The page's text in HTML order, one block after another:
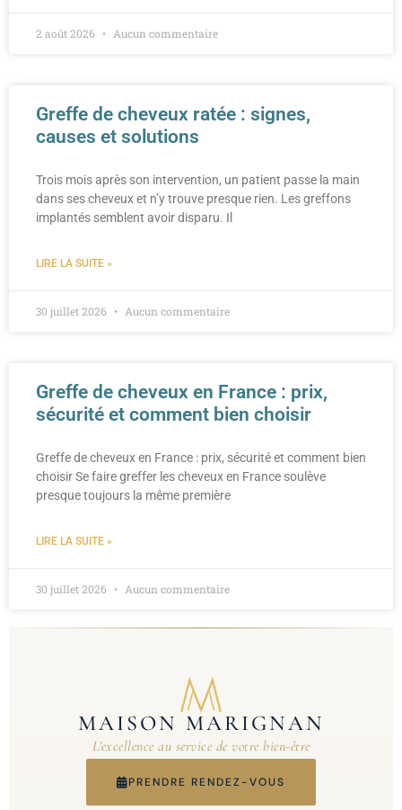
2 août 2026 Aucun commentaire
Greffe de cheveux ratée : signes,
causes et solutions
Trois mois après son intervention, un patient passe la main
dans ses cheveux et n’y trouve presque rien. Les greffons
implantés semblent avoir disparu. Il
LIRE LA SUITE »
30 juillet 2026 Aucun commentaire
Greffe de cheveux en France : prix,
sécurité et comment bien choisir
Greffe de cheveux en France : prix, sécurité et comment bien
choisir Se faire greffer les cheveux en France soulève
presque toujours la même première
LIRE LA SUITE »
30 juillet 2026 Aucun commentaire
MAISON MARIGNAN
L'excellence au service de votre bien-être
PRENDRE RENDEZ-VOUS